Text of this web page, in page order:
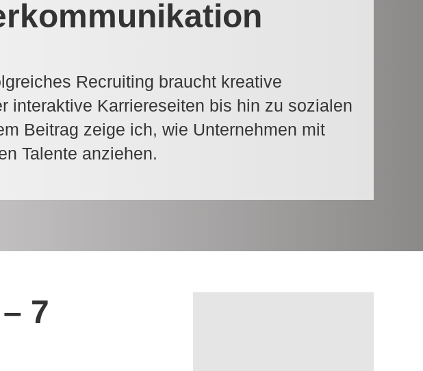
Recruiting braucht kreative
interaktive Karriereseiten bis hin zu sozialen
Beitrag zeige ich, wie Unternehmen mit
Talente anziehen.
7